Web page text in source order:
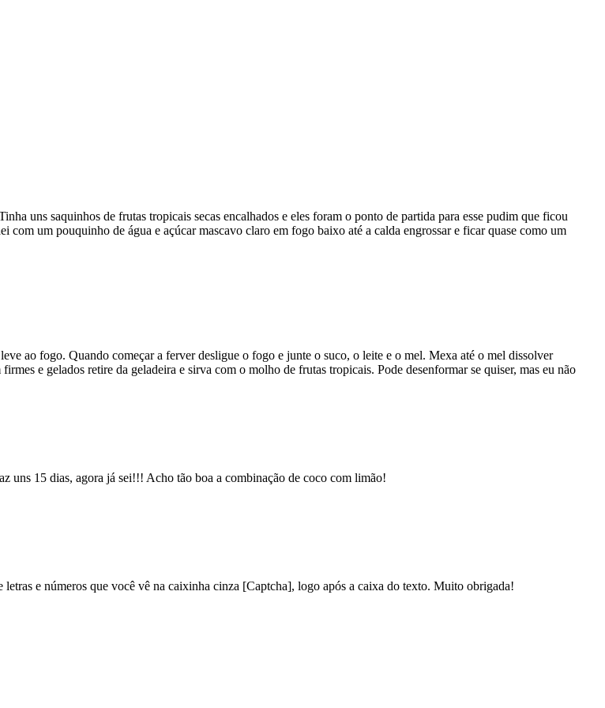
uns saquinhos de frutas tropicais secas encalhados e eles foram o ponto de partida para esse pudim que ficou
um pouquinho de água e açúcar mascavo claro em fogo baixo até a calda engrossar e ficar quase como um
ao fogo. Quando começar a ferver desligue o fogo e junte o suco, o leite e o mel. Mexa até o mel dissolver
e gelados retire da geladeira e sirva com o molho de frutas tropicais. Pode desenformar se quiser, mas eu não
uns 15 dias, agora já sei!!! Acho tão boa a combinação de coco com limão!
letras e números que você vê na caixinha cinza [Captcha], logo após a caixa do texto. Muito obrigada!